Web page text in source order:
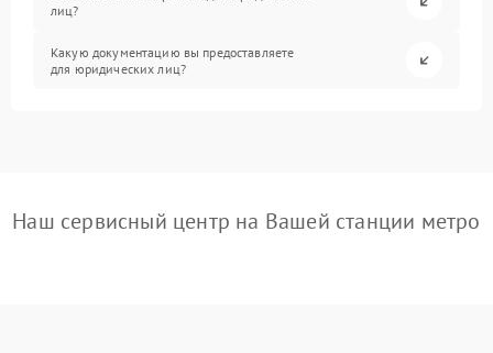
лиц?
Какую документацию вы предоставляете
для юридических лиц?
Наш сервисный центр на Вашей станции метро